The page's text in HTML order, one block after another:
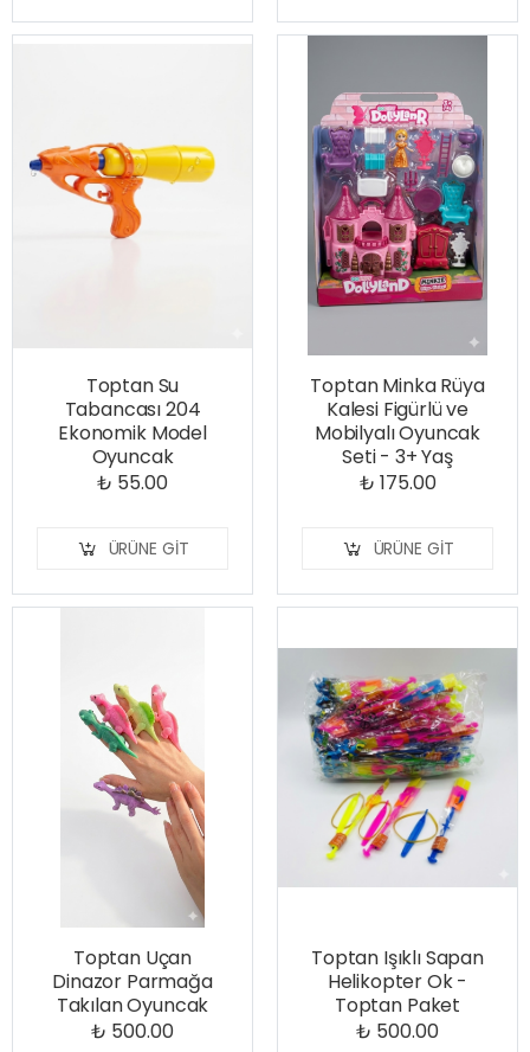
Toptan Su
Tabancası 204
Ekonomik Model
Oyuncak
₺ 55.00
ÜRÜNE GIT
Toptan Minka Rüya
Kalesi Figürlü ve
Mobilyalı Oyuncak
Seti - 3+ Yaş
₺ 175.00
ÜRÜNE GIT
Toptan Uçan
Dinazor Parmağa
Takılan Oyuncak
₺ 500.00
Toptan Işıklı Sapan
Helikopter Ok -
Toptan Paket
₺ 500.00